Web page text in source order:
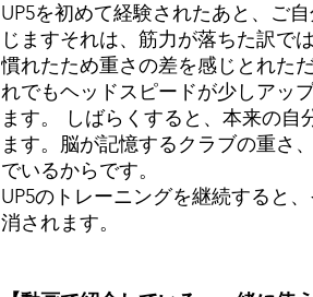
UP5を初めて経験されたあと、ご
じますそれは、筋力が落ちた訳で
慣れたため重さの差を感じとれた
れでもヘッドスピードが少しアッ
ます。 しばらくすると、本来の自
ます。脳が記憶するクラブの重さ
でいるからです。
UP5のトレーニングを継続すると
消されます。